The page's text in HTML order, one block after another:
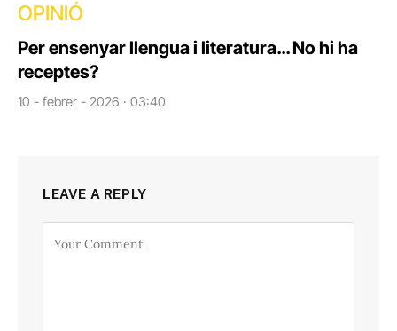
OPINIÓ
Per ensenyar llengua i literatura… No hi ha
receptes?
10 - febrer - 2026 · 03:40
LEAVE A REPLY